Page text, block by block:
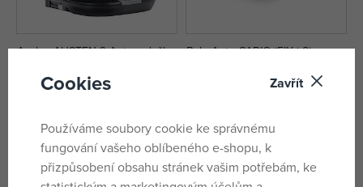
Asalvo AUSTEN 3 Autosedačka
skladem u dodavatele
BabyAuto CARIO iFIX i-Size
skladem u dodavatele
Cookies Zavřít
Používáme soubory cookie ke správnému
fungování vašeho oblíbeného e-shopu, k
přizpůsobení obsahu stránek vašim potřebám, ke